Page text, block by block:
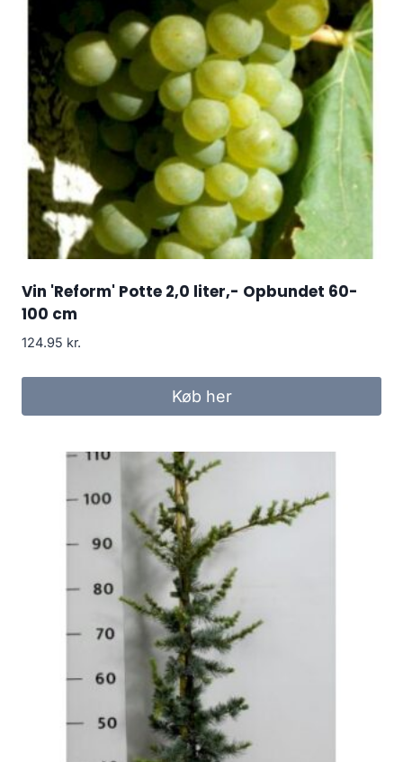
Vin 'Reform' Potte 2,0 liter,- Opbundet 60-
100 cm
124.95 kr.
Køb her